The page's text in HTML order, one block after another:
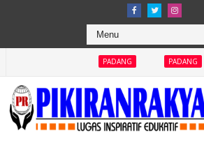
PADANG PADANG